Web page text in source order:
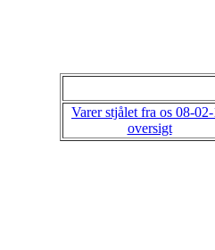
Varer stjålet fra os 08-
oversigt